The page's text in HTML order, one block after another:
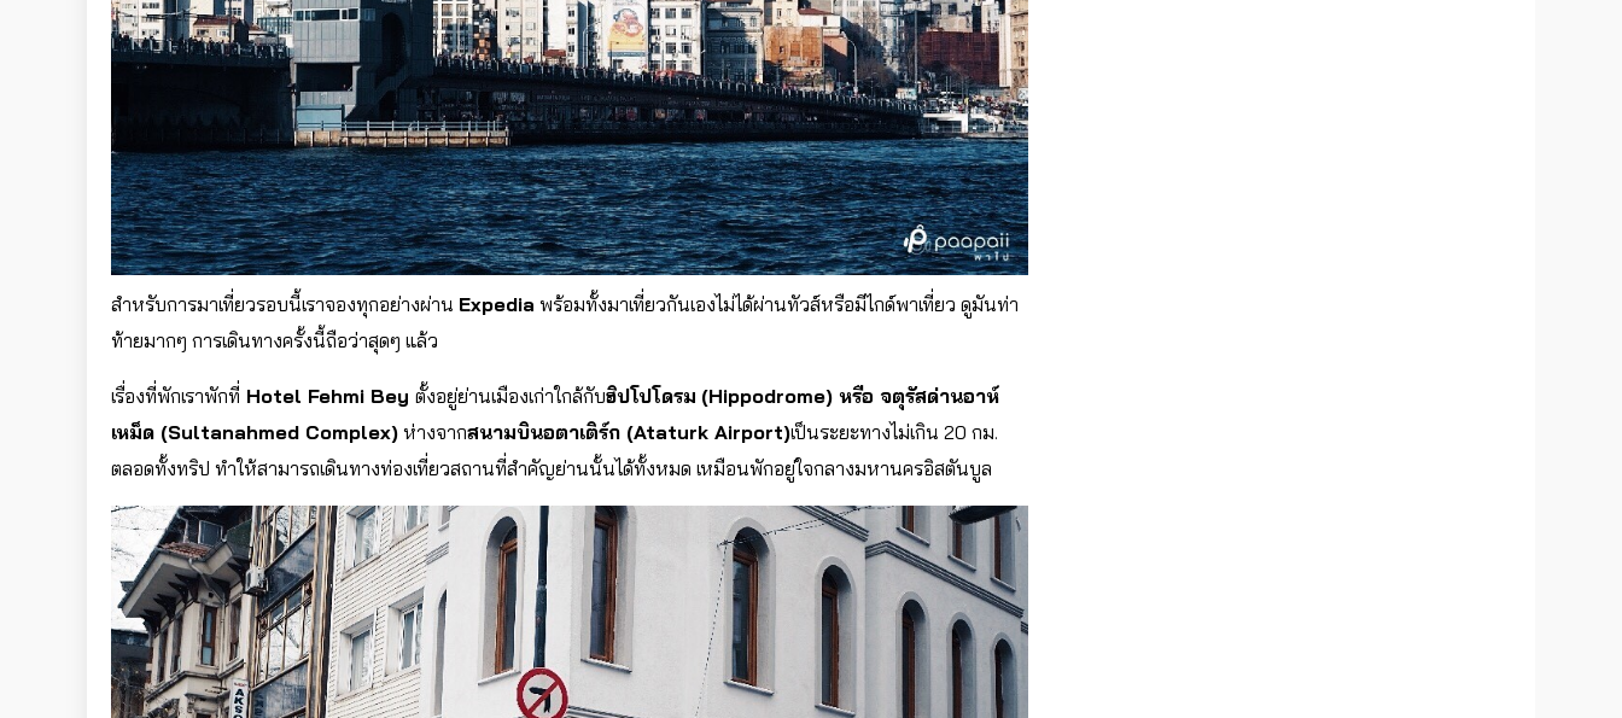
สำหรับการมาเที่ยวรอบนี้เราจองทุกอย่างผ่าน Expedia พร้อมทั้งมาเที่ยวกันเองไม่ได้ผ่านทัวส์หรือมีไกด์พาเที่ยว ดูมันท่า
ท้ายมากๆ การเดินทางครั้งนี้ถือว่าสุดๆ แล้ว
เรื่องที่พักเราพักที่ Hotel Fehmi Bey ตั้งอยู่ย่านเมืองเก่าใกล้กับฮิปโปโดรม (Hippodrome) หรือ จตุรัสด่านอาห์
เหม็ด (Sultanahmed Complex) ห่างจากสนามบินอตาเติร์ก (Ataturk Airport)เป็นระยะทางไม่เกิน 20 กม.
ตลอดทั้งทริป ทำให้สามารถเดินทางท่องเที่ยวสถานที่สำคัญย่านนั้นได้ทั้งหมด เหมือนพักอยู่ใจกลางมหานครอิสตันบูล